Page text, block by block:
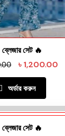
সেট 🔥
৳1,200.00
অর্ডার করুন
সেট 🔥